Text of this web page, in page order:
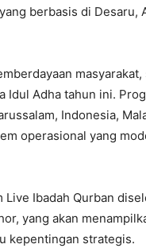
berbasis di Desaru,
Idul Adha tahun ini.
Indonesia,
operasional yang
Ibadah Qurban
yang akan
kepentingan strategis.